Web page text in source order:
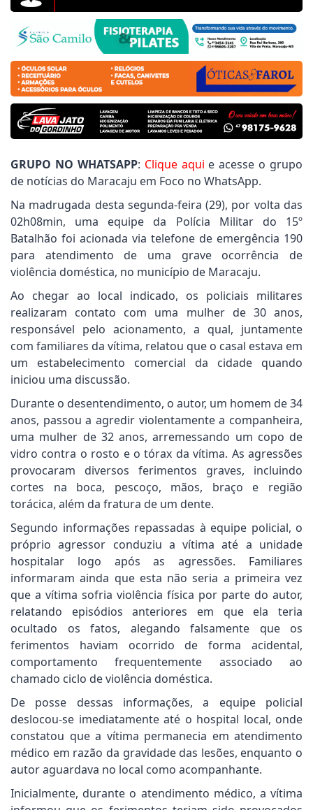
GRUPO NO WHATSAPP: Clique aqui e acesse o grupo
de notícias do Maracaju em Foco no WhatsApp.
Na madrugada desta segunda-feira (29), por volta das
02h08min, uma equipe da Polícia Militar do 15º
Batalhão foi acionada via telefone de emergência 190
para atendimento de uma grave ocorrência de
violência doméstica, no município de Maracaju.
Ao chegar ao local indicado, os policiais militares
realizaram contato com uma mulher de 30 anos,
responsável pelo acionamento, a qual, juntamente
com familiares da vítima, relatou que o casal estava em
um estabelecimento comercial da cidade quando
iniciou uma discussão.
Durante o desentendimento, o autor, um homem de 34
anos, passou a agredir violentamente a companheira,
uma mulher de 32 anos, arremessando um copo de
vidro contra o rosto e o tórax da vítima. As agressões
provocaram diversos ferimentos graves, incluindo
cortes na boca, pescoço, mãos, braço e região
torácica, além da fratura de um dente.
Segundo informações repassadas à equipe policial, o
próprio agressor conduziu a vítima até a unidade
hospitalar logo após as agressões. Familiares
informaram ainda que esta não seria a primeira vez
que a vítima sofria violência física por parte do autor,
relatando episódios anteriores em que ela teria
ocultado os fatos, alegando falsamente que os
ferimentos haviam ocorrido de forma acidental,
comportamento frequentemente associado ao
chamado ciclo de violência doméstica.
De posse dessas informações, a equipe policial
deslocou-se imediatamente até o hospital local, onde
constatou que a vítima permanecia em atendimento
médico em razão da gravidade das lesões, enquanto o
autor aguardava no local como acompanhante.
Inicialmente, durante o atendimento médico, a vítima